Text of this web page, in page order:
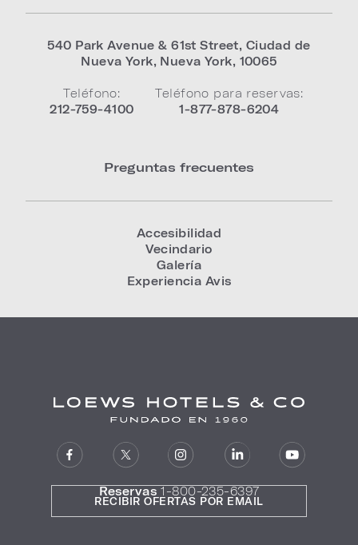
540 Park Avenue & 61st Street, Ciudad de
Nueva York, Nueva York, 10065
Teléfono:
212-759-4100
Teléfono para reservas:
1-877-878-6204
Preguntas frecuentes
Accesibilidad
Vecindario
Galería
Experiencia Avis
Reservas 1-800-235-6397
RECIBIR OFERTAS POR EMAIL